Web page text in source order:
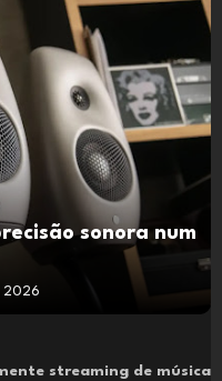
sonora num
2026
streaming de música